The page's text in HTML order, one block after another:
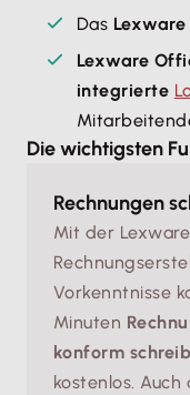
Das Lexware
Lexware
integrierte
Die wichtigsten
Rechnungen
Mit der
Vorkenntnisse
Minuten
konform
kostenlos. Auch